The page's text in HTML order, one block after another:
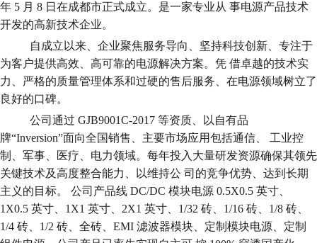
年 5 月 8 日在成都市正式成立。是一家专业从 事电源产品技术
开发的高新技术企业。
自成立以来、企业聚焦服务导向、坚持科技创新、专注于
为客户提供高效、高可靠的电源解决方案。凭 借卓越的技术实
力、严格的质量管理体系和过硬的售后服务、在电源领域树立了
良好的口碑。
公司通过 GJB9001C-2017 等资质、以自有品
牌“Inversion”面向全国销售、主要市场应用包括通信、 工业控
制、军事、医疗、电力领域。每年投入大量研发资源确保其领先
关键技术及高度整合能力、以维持公 司的竞争优势、达到长期
主义的目标。 公司产品线 DC/DC 模块电源 0.5X0.5 英寸、
1X0.5 英寸、1X1 英寸、2X1 英寸、1/32 砖、1/16 砖、1/8 砖、
1/4 砖、1/2 砖、全砖、EMI 滤波器模块、定制模块电源、定制